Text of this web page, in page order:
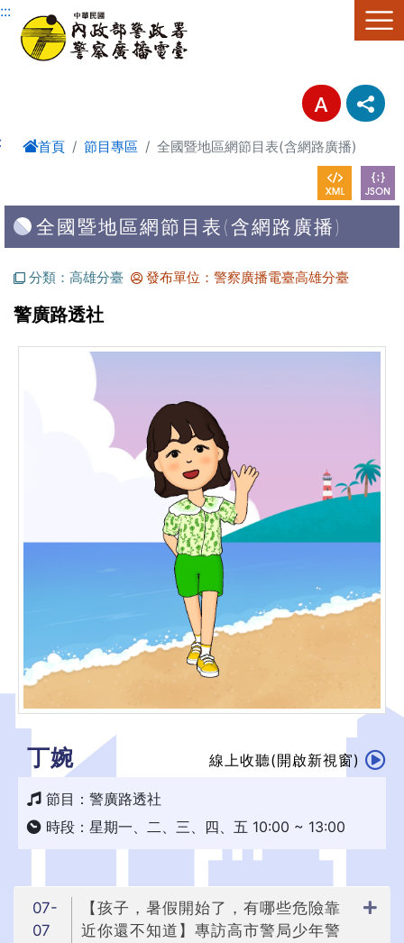
進入內容區塊
:::
首頁 節目專區 全國暨地區網節目表(含網路廣播)
全國暨地區網節目表(含網路廣播)
分類：高雄分臺 發布單位：警察廣播電臺高雄分臺
警廣路透社
丁婉 線上收聽(開啟新視窗)
節目：警廣路透社
時段：星期一、二、三、四、五 10:00 ~ 13:00
07-
07
【孩子，暑假開始了，有哪些危險靠
近你還不知道】專訪高市警局少年警